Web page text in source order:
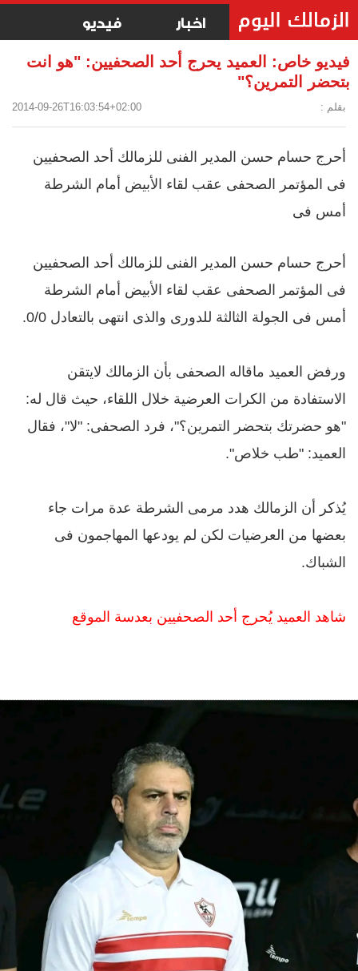
اخبار فيديو
فيديو خاص: العميد يحرج أحد الصحفيين: "هو انت
بتحضر التمرين؟"
بقلم : 2014-09-26T16:03:54+02:00
أحرج حسام حسن المدير الفنى للزمالك أحد الصحفيين
فى المؤتمر الصحفى عقب لقاء الأبيض أمام الشرطة
أمس فى
أحرج حسام حسن المدير الفنى للزمالك أحد الصحفيين
فى المؤتمر الصحفى عقب لقاء الأبيض أمام الشرطة
أمس فى الجولة الثالثة للدورى والذى انتهى بالتعادل 0/0.
ورفض العميد ماقاله الصحفى بأن الزمالك لايتقن
الاستفادة من الكرات العرضية خلال اللقاء، حيث قال له:
"هو حضرتك بتحضر التمرين؟"، فرد الصحفى: "لا"، فقال
العميد: "طب خلاص".
يُذكر أن الزمالك هدد مرمى الشرطة عدة مرات جاء
بعضها من العرضيات لكن لم يودعها المهاجمون فى
الشباك.
شاهد العميد يُحرج أحد الصحفيين بعدسة الموقع